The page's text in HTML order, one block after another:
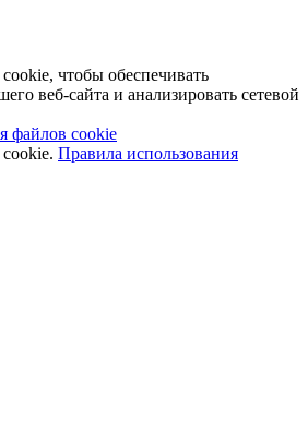
чтобы обеспечивать
веб-сайта и анализировать сетевой
файлов cookie
Правила использования